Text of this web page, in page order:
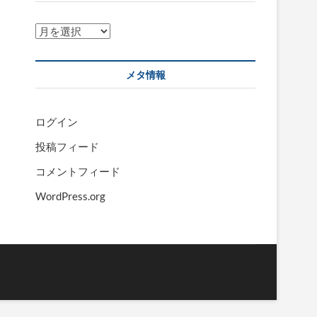
ア
カ
ブ
メタ情報
ログイン
投稿フィード
コメントフィード
WordPress.org